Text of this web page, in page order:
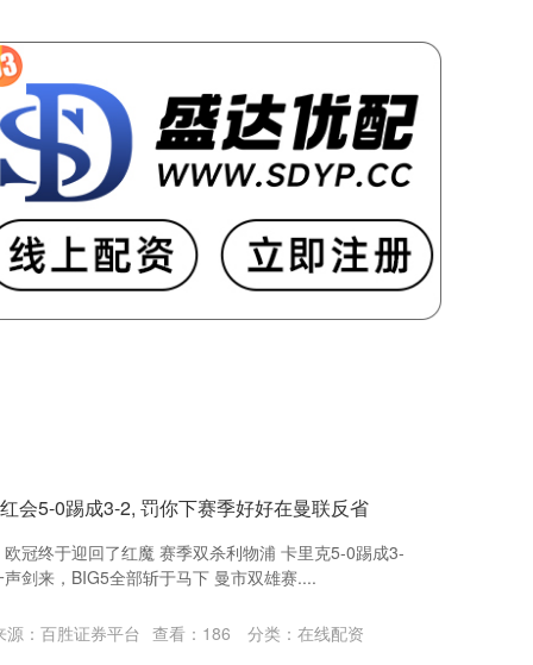
会5-0踢成3-2, 罚你下赛季好好在曼联反省
冠终于迎回了红魔 赛季双杀利物浦 卡里克5-0踢成3-
剑来，BIG5全部斩于马下 曼市双雄赛....
源：百胜证券平台 查看： 186 分类： 在线配资